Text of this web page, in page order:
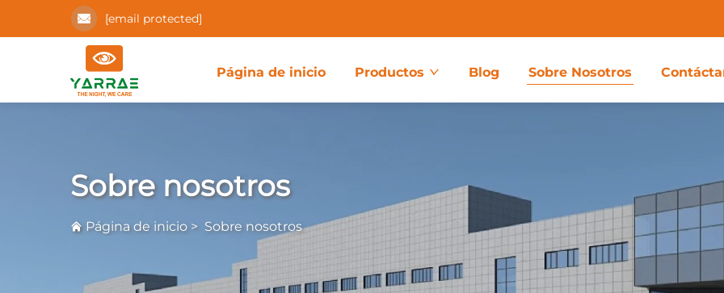
[email protected]
Página de inicio Productos Blog Sobre Nosotros
Sobre nosotros
Página de inicio > Sobre nosotros